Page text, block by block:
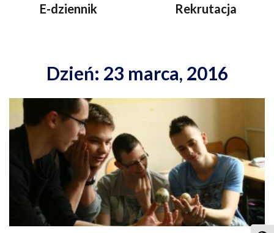
E-dziennik Rekrutacja
Dzień: 23 marca, 2016